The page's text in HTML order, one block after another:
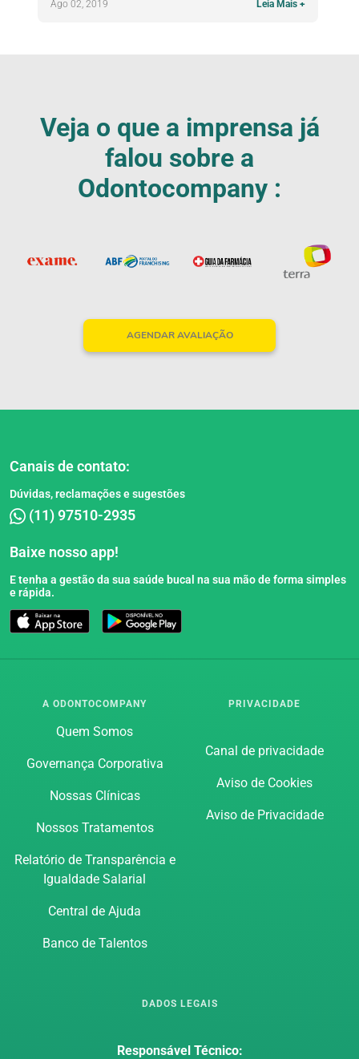
Ago 02, 2019 Leia Mais +
Veja o que a imprensa já
falou sobre a
Odontocompany :
AGENDAR AVALIAÇÃO
Canais de contato:
Dúvidas, reclamações e sugestões
(11) 97510-2935
Baixe nosso app!
E tenha a gestão da sua saúde bucal na sua mão de forma simples
e rápida.
A ODONTOCOMPANY
Quem Somos
Governança Corporativa
Nossas Clínicas
Nossos Tratamentos
Relatório de Transparência e
Igualdade Salarial
Central de Ajuda
Banco de Talentos
PRIVACIDADE
Canal de privacidade
Aviso de Cookies
Aviso de Privacidade
DADOS LEGAIS
Responsável Técnico: